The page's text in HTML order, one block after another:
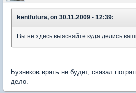
kentfutura, on 30.11.2009 - 12:39:
Вы не здесь выясняйте куда делись
Бузников врать не будет, сказал
дело.